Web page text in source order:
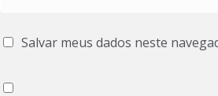
Salvar meus dados neste